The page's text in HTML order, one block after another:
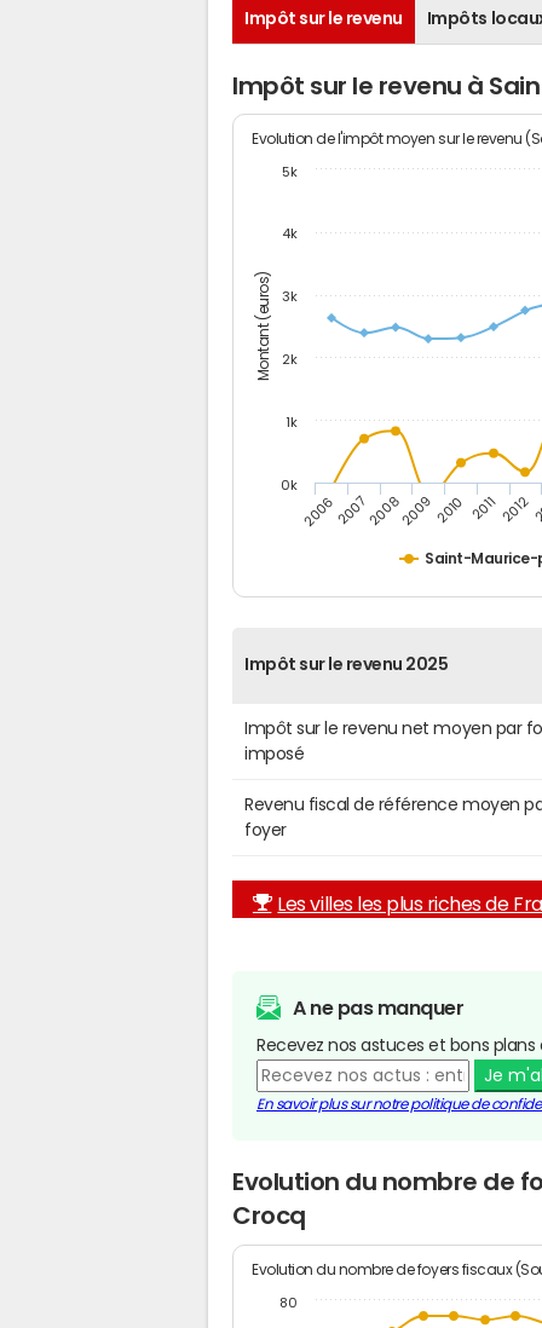
Impôt sur le revenu Impôts
Impôt sur le revenu à
Montant (euros)
Evolution de l'impôt moyen sur le revenu
Saint-
20062007200820092010 2011 2012
0k
1k
2k
3k
4k
5k
Impôt sur le revenu 2025
Impôt sur le revenu net moyen par
imposé
Revenu fiscal de référence moyen
foyer
Les villes les plus riches de
A ne pas manquer
Recevez nos astuces et bons
Je
En savoir plus sur notre politique de
Evolution du nombre de
Crocq
Evolution du nombre de foyers fiscaux
80